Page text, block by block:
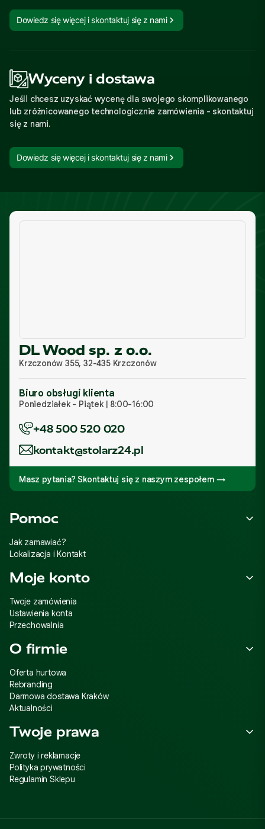
Dowiedz się więcej i skontaktuj się z nami
Wyceny i dostawa
Jeśli chcesz uzyskać wycenę dla swojego skomplikowanego
lub zróżnicowanego technologicznie zamówienia - skontaktuj
się z nami.
Dowiedz się więcej i skontaktuj się z nami
DL Wood sp. z o.o.
Krzczonów 355, 32-435 Krzczonów
Biuro obsługi klienta
Poniedziałek - Piątek | 8:00-16:00
+48 500 520 020
kontakt@stolarz24.pl
Masz pytania? Skontaktuj się z naszym zespołem →
Linki w stopce
Pomoc
Jak zamawiać?
Lokalizacja i Kontakt
Moje konto
Twoje zamówienia
Ustawienia konta
Przechowalnia
O firmie
Oferta hurtowa
Rebranding
Darmowa dostawa Kraków
Aktualności
Twoje prawa
Zwroty i reklamacje
Polityka prywatności
Regulamin Sklepu